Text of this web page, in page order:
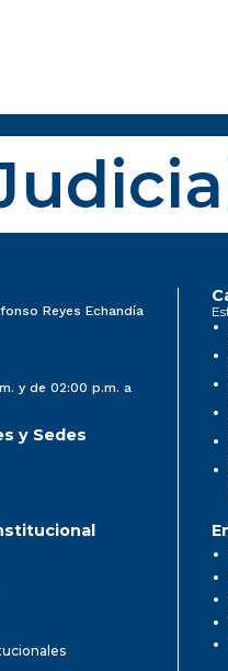
Reyes Echandía
y de 02:00 p.m. a
y Sedes